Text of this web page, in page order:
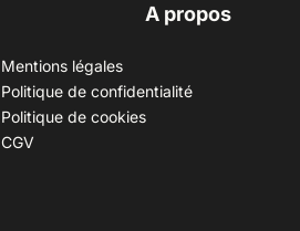
A propos
Mentions légales
Politique de confidentialité
Politique de cookies
CGV